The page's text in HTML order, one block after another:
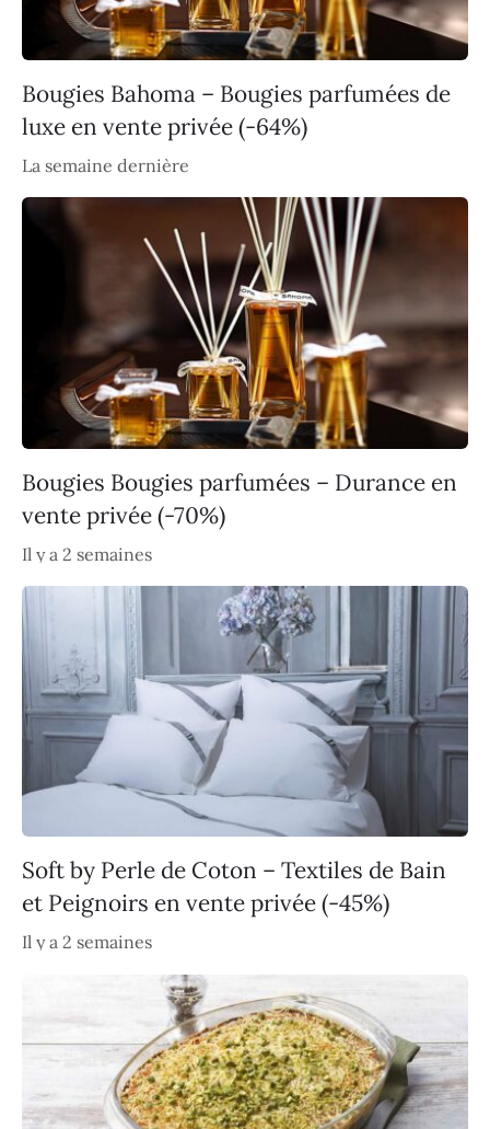
Bougies Bahoma – Bougies parfumées de
luxe en vente privée (-64%)
La semaine dernière
Bougies Bougies parfumées – Durance en
vente privée (-70%)
Il y a 2 semaines
Soft by Perle de Coton – Textiles de Bain
et Peignoirs en vente privée (-45%)
Il y a 2 semaines